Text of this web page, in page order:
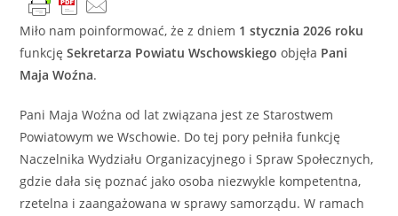
Miło nam poinformować, że z dniem 1 stycznia 2026 roku
funkcjęSekretarza Powiatu Wschowskiego objęła Pani
Maja Woźna.
Pani Maja Woźna od lat związana jest ze Starostwem
Powiatowym we Wschowie. Do tej pory pełniła funkcję
Naczelnika Wydziału Organizacyjnego i Spraw Społecznych,
gdzie dała się poznać jako osoba niezwykle kompetentna,
rzetelna i zaangażowana w sprawy samorządu. W ramach